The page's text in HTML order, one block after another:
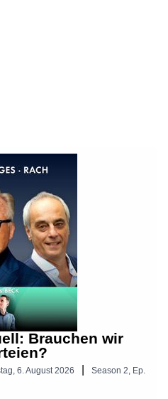
club/about
und ARD MEDIA
Kritik:
Brauchen wir
6. August 2026 Season 2, Ep.